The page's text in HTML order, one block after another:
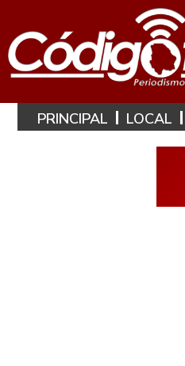
PRINCIPAL LOCAL